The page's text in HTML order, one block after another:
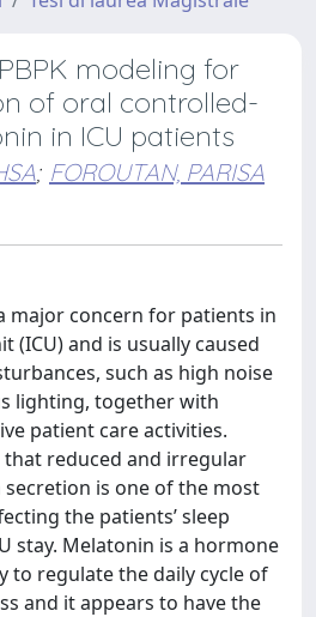
modeling for
of oral controlled-
in ICU patients
; FOROUTAN, PARISA
major concern for patients in
(ICU) and is usually caused
such as high noise
lighting, together with
patient care activities.
that reduced and irregular
is one of the most
the patients’ sleep
stay. Melatonin is a hormone
to regulate the daily cycle of
and it appears to have the